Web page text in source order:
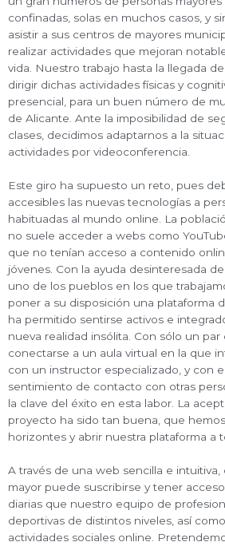
confinadas, solas en muchos casos, y
asistir a sus centros de mayores
realizar actividades que mejoran
vida. Nuestro trabajo hasta la llegada
dirigir dichas actividades físicas y
presencial, para un buen número de
de Alicante. Ante la imposibilidad de
clases, decidimos adaptarnos a la
actividades por videoconferencia.
Este giro ha supuesto un reto, pues
accesibles las nuevas tecnologías a
habituadas al mundo online. La
no suele acceder a webs como
que no tenían acceso a contenido
jóvenes. Con la ayuda desinteresada
uno de los pueblos en los que
poner a su disposición una plataforma
ha permitido sentirse activos e
nueva realidad insólita. Con sólo un par
conectarse a un aula virtual en la que
con un instructor especializado, y con
sentimiento de contacto con otras
la clave del éxito en esta labor. La
proyecto ha sido tan buena, que
horizontes y abrir nuestra plataforma a
A través de una web sencilla e
mayor puede suscribirse y tener
diarias que nuestro equipo de
deportivas de distintos niveles, así
actividades sociales online.